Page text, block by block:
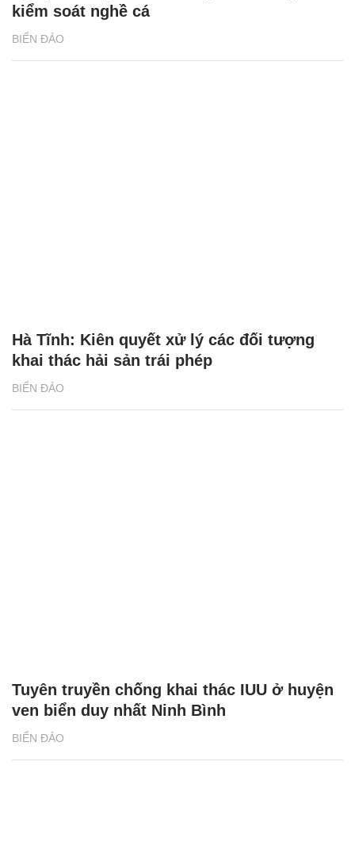
BIỂN ĐẢO
kiểm soát nghề cá
BIỂN ĐẢO
Hà Tĩnh: Kiên quyết xử lý các đối tượng
khai thác hải sản trái phép
BIỂN ĐẢO
Tuyên truyền chống khai thác IUU ở huyện
ven biển duy nhất Ninh Bình